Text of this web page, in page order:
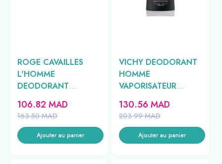
ROGE CAVAILLES
L'HOMME
DEODORANT
FRAÎCHEUR 48H
50ML
163.50MAD
106.82 MAD
Ajouter au panier
VICHY DEODORANT
HOMME
VAPORISATEUR
ULTRA FRAIS 24H
PEAU SENSIBLE
100ML
203.99MAD
130.56 MAD
Ajouter au panier